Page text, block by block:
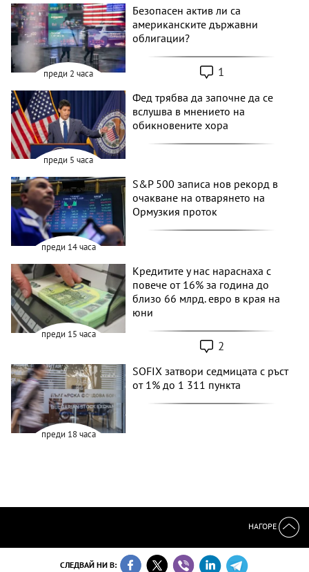
преди 2 часа
Безопасен актив ли са
американските държавни
облигации?
1
преди 5 часа
Фед трябва да започне да се
вслушва в мнението на
обикновените хора
преди 14 часа
S&P 500 записа нов рекорд в
очакване на отварянето на
Ормузкия проток
преди 15 часа
Кредитите у нас нараснаха с
повече от 16% за година до
близо 66 млрд. евро в края на
юни
2
преди 18 часа
SOFIX затвори седмицата с ръст
от 1% до 1 311 пункта
НАГОРЕ
СЛЕДВАЙ НИ В: